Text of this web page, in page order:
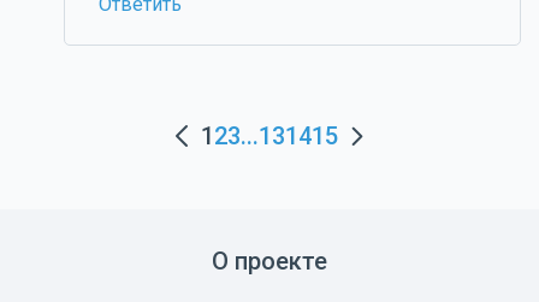
123...131415
О проекте